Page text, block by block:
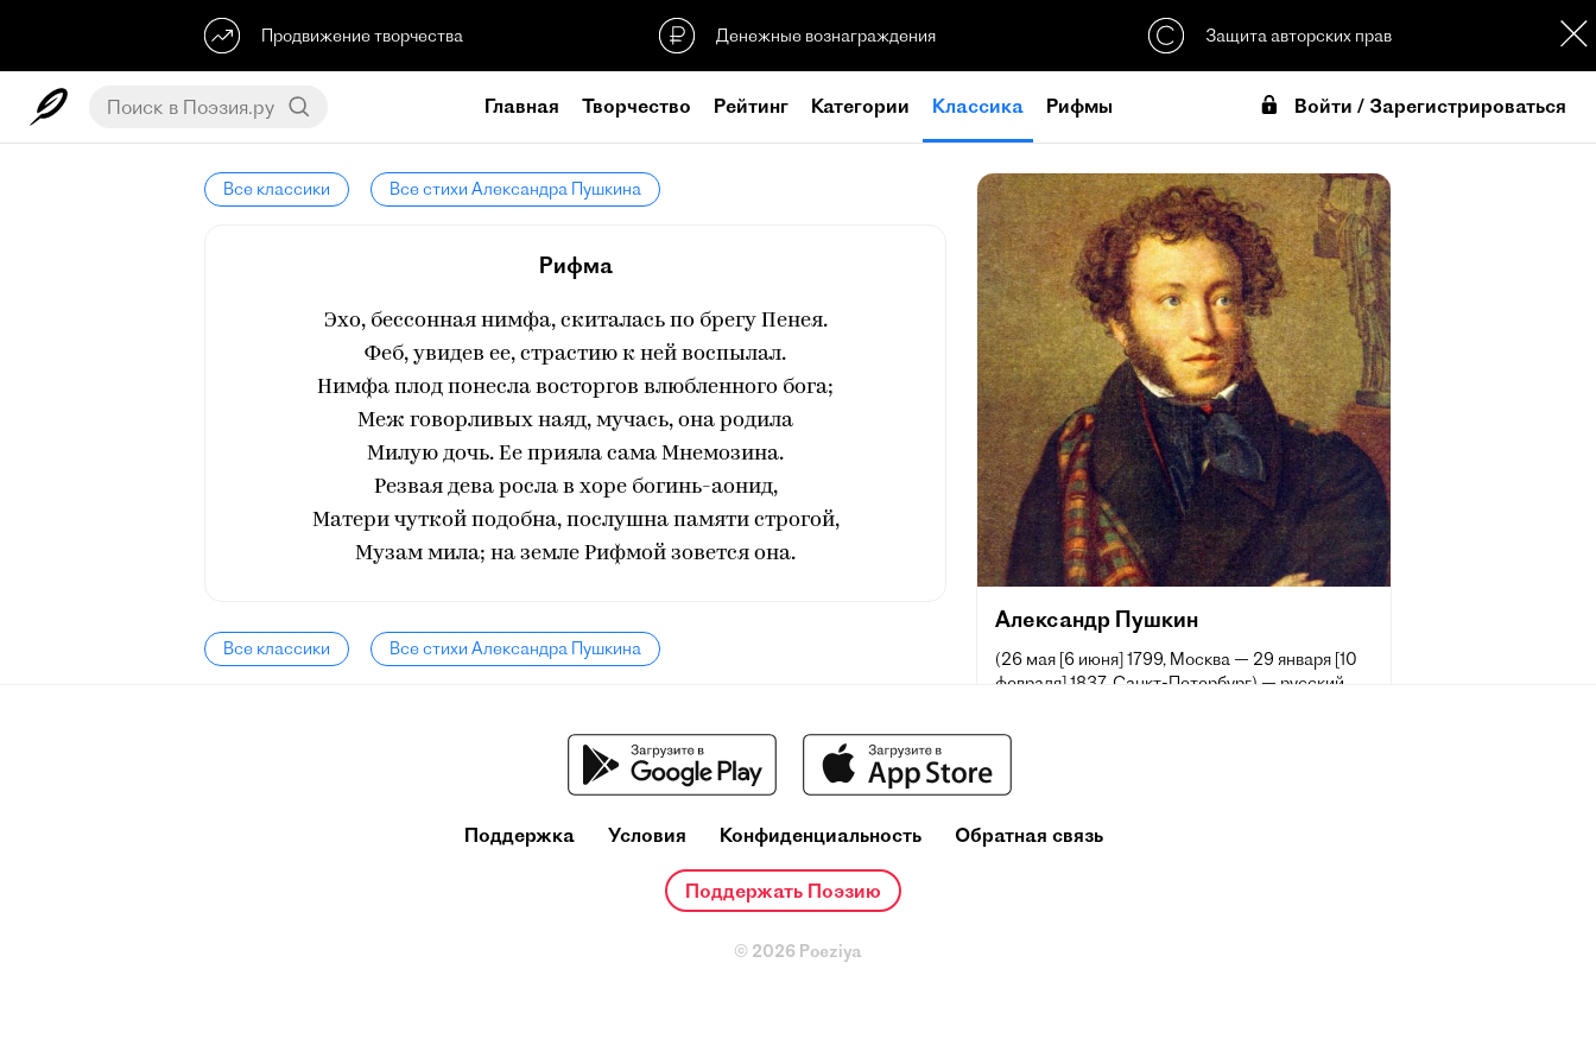
Продвижение творчества Денежные вознаграждения Защита авторских прав
Главная Творчество Рейтинг Категории Классика Рифмы Войти / Зарегистрироваться
Все классики Все стихи Александра Пушкина
Рифма
Эхо, бессонная нимфа, скиталась по брегу Пенея.
Феб, увидев ее, страстию к ней воспылал.
Нимфа плод понесла восторгов влюбленного бога;
Меж говорливых наяд, мучась, она родила
Милую дочь. Ее прияла сама Мнемозина.
Резвая дева росла в хоре богинь-аонид,
Матери чуткой подобна, послушна памяти строгой,
Музам мила; на земле Рифмой зовется она.
Все классики Все стихи Александра Пушкина
Александр Пушкин
(26 мая [6 июня] 1799, Москва — 29 января [10
февраля] 1837, Санкт-Петербург) — русский
русского реалистического направления, критик
деятелей первой трети XIX века.
Ещё при жизни Пушкина сложилась его
Поддержка Условия Конфиденциальность Обратная связь
Поддержать Поэзию
© 2026 Poeziya